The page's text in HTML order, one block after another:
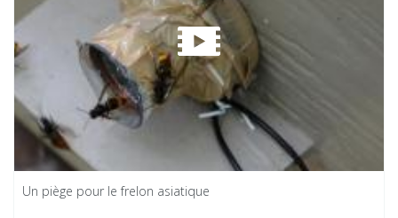
Un piège pour le frelon asiatique